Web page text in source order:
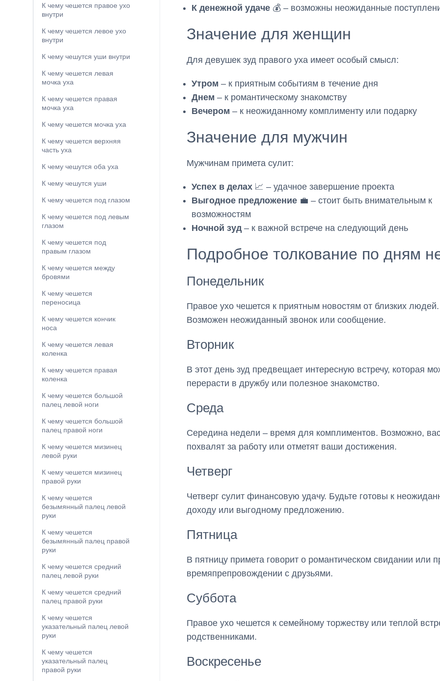
К чему чешется правое ухо
внутри
К чему чешется левое ухо
внутри
К чему чешутся уши внутри
К чему чешется левая
мочка уха
К чему чешется правая
мочка уха
К чему чешется мочка уха
К чему чешется верхняя
часть уха
К чему чешутся оба уха
К чему чешутся уши
К чему чешется под глазом
К чему чешется под левым
глазом
К чему чешется под
правым глазом
К чему чешется между
бровями
К чему чешется
переносица
К чему чешется кончик
носа
К чему чешется левая
коленка
К чему чешется правая
коленка
К чему чешется большой
палец левой ноги
К чему чешется большой
палец правой ноги
К чему чешется мизинец
левой руки
К чему чешется мизинец
правой руки
К чему чешется
безымянный палец левой
руки
К чему чешется
безымянный палец правой
руки
К чему чешется средний
палец левой руки
К чему чешется средний
палец правой руки
К чему чешется
указательный палец левой
руки
К чему чешется
указательный палец
правой руки
К денежной удаче💰 – возможны неожиданные
Значение для женщин
Для девушек зуд правого уха имеет особый смысл:
Утром – к приятным событиям в течение дня
Днем – к романтическому знакомству
Вечером – к неожиданному комплименту или подарку
Значение для мужчин
Мужчинам примета сулит:
Успех в делах📈 – удачное завершение проекта
Выгодное предложение💼 – стоит быть внимательным к
возможностям
Ночной зуд– к важной встрече на следующий день
Подробное толкование по дням
Понедельник
Правое ухо чешется к приятным новостям от близких людей.
Возможен неожиданный звонок или сообщение.
Вторник
В этот день зуд предвещает интересную встречу, которая
перерасти в дружбу или полезное знакомство.
Среда
Середина недели – время для комплиментов. Возможно,
похвалят за работу или отметят ваши достижения.
Четверг
Четверг сулит финансовую удачу. Будьте готовы к
доходу или выгодному предложению.
Пятница
В пятницу примета говорит о романтическом свидании или
времяпрепровождении с друзьями.
Суббота
Правое ухо чешется к семейному торжеству или теплой
родственниками.
Воскресенье